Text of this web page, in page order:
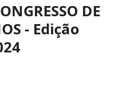
DE
- Edição